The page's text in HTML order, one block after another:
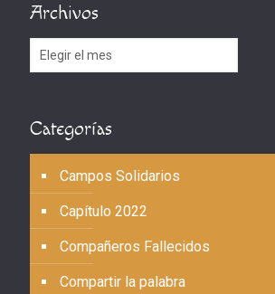
Archivos
Archivos
Categorías
Campos Solidarios
Capítulo 2022
Compañeros Fallecidos
Compartir la palabra